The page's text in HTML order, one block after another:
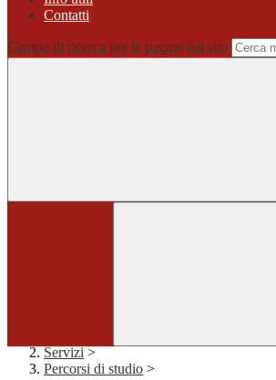
Contatti
Campo di ricerca per le pagine del sito
Servizi >
Percorsi di studio >